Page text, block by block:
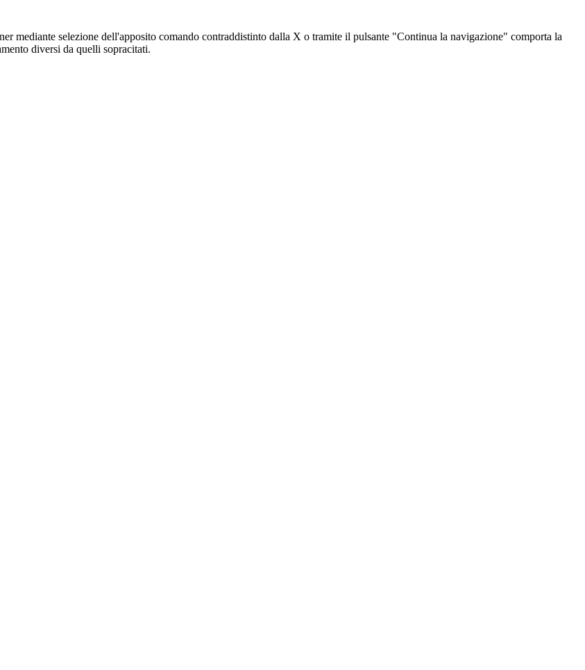
mediante selezione dell'apposito comando contraddistinto dalla X o tramite il pulsante "Continua la navigazione" comporta la
diversi da quelli sopracitati.